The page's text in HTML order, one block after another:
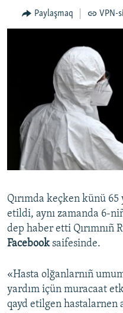
İNSAN AQLARI
Русский
Українською
RFE/RS bütün saytları
Paylaşmaq VPN-
Qırımda keçken künü 65
etildi, aynı zamanda 6-
dep haber etti Qırımnıñ
Facebooksaifesinde.​
«Hasta olğanlarnıñ
yardım içün muracaat
qayd etilgen hastalarnen